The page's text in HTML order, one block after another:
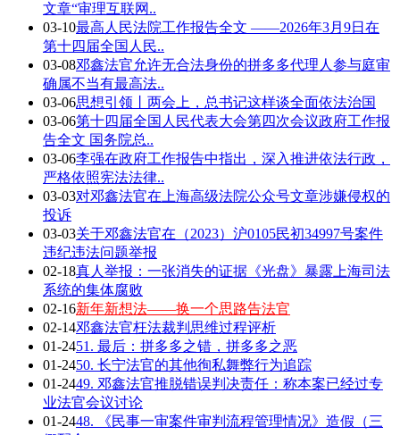
文章“审理互联网..
03-10最高人民法院工作报告全文 ——2026年3月9日在
第十四届全国人民..
03-08邓鑫法官允许无合法身份的拼多多代理人参与庭审
确属不当有最高法..
03-06思想引领丨两会上，总书记这样谈全面依法治国
03-06第十四届全国人民代表大会第四次会议政府工作报
告全文 国务院总..
03-06李强在政府工作报告中指出，深入推进依法行政，
严格依照宪法法律..
03-03对邓鑫法官在上海高级法院公众号文章涉嫌侵权的
投诉
03-03关于邓鑫法官在（2023）沪0105民初34997号案件
违纪违法问题举报
02-18真人举报：一张消失的证据《光盘》暴露上海司法
系统的集体腐败
02-16新年新想法——换一个思路告法官
02-14邓鑫法官枉法裁判思维过程评析
01-2451. 最后：拼多多之错，拼多多之恶
01-2450. 长宁法官的其他徇私舞弊行为追踪
01-2449. 邓鑫法官推脱错误判决责任：称本案已经过专
业法官会议讨论
01-2448. 《民事一审案件审判流程管理情况》造假（三